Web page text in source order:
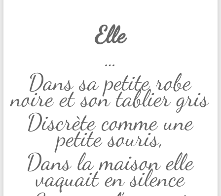
Elle
…
Dans sa petite robe
noire et son tablier gris
Discrète comme une
petite souris,
Dans la maison elle
vaquait en silence